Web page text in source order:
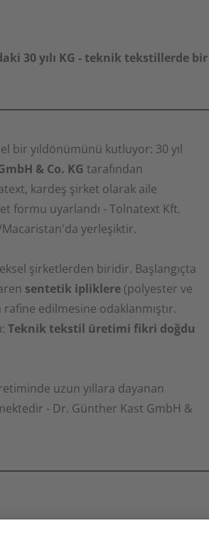
30 yılı KG - teknik tekstillerde bir
bir yıldönümünü kutluyor: 30 yıl
& Co. KG tarafından
kardeş şirket olarak aile
formu uyarlandı - Tolnatext Kft.
yerleşiktir.
şirketlerden biridir. Başlangıçta
sentetik ipliklere(polyester ve
edilmesine odaklanmıştır.
Teknik tekstil üretimi fikri doğdu
uzun yıllara dayanan
- Dr. Günther Kast GmbH &